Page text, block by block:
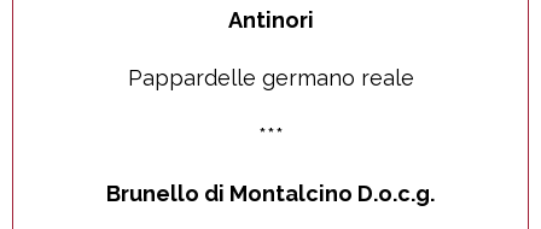
Antinori
Pappardelle germano reale
***
Brunello di Montalcino D.o.c.g.